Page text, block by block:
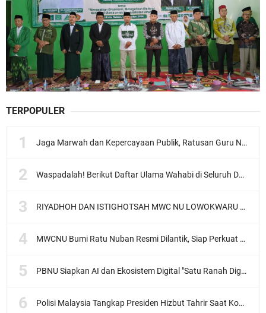
TERPOPULER
Jaga Marwah dan Kepercayaan Publik, Ratusan Guru Ngaji Kota Malang Serukan Deklarasi Ramah Anak
Waspadalah! Berikut Daftar Ulama Wahabi di Seluruh Dunia dan Karya-karyanya
RIYADHOH DAN ISTIGHOTSAH MWC NU LOWOKWARU Menyambut Muktamar NU ke-35, Meneguhkan Sanad Laku Para Muassis
MWCNU Bumi Ratu Nuban Resmi Dilantik, Siap Perkuat Organisasi dan Khidmat untuk Umat
PBNU Siapkan AI dan Ekosistem Digital "Satu Ranah Digital untuk Ulama", Siap Diluncurkan dalam Waktu Dekat!
Polisi Malaysia Tangkap Presiden Hizbut Tahrir Saat Konferensi Pers